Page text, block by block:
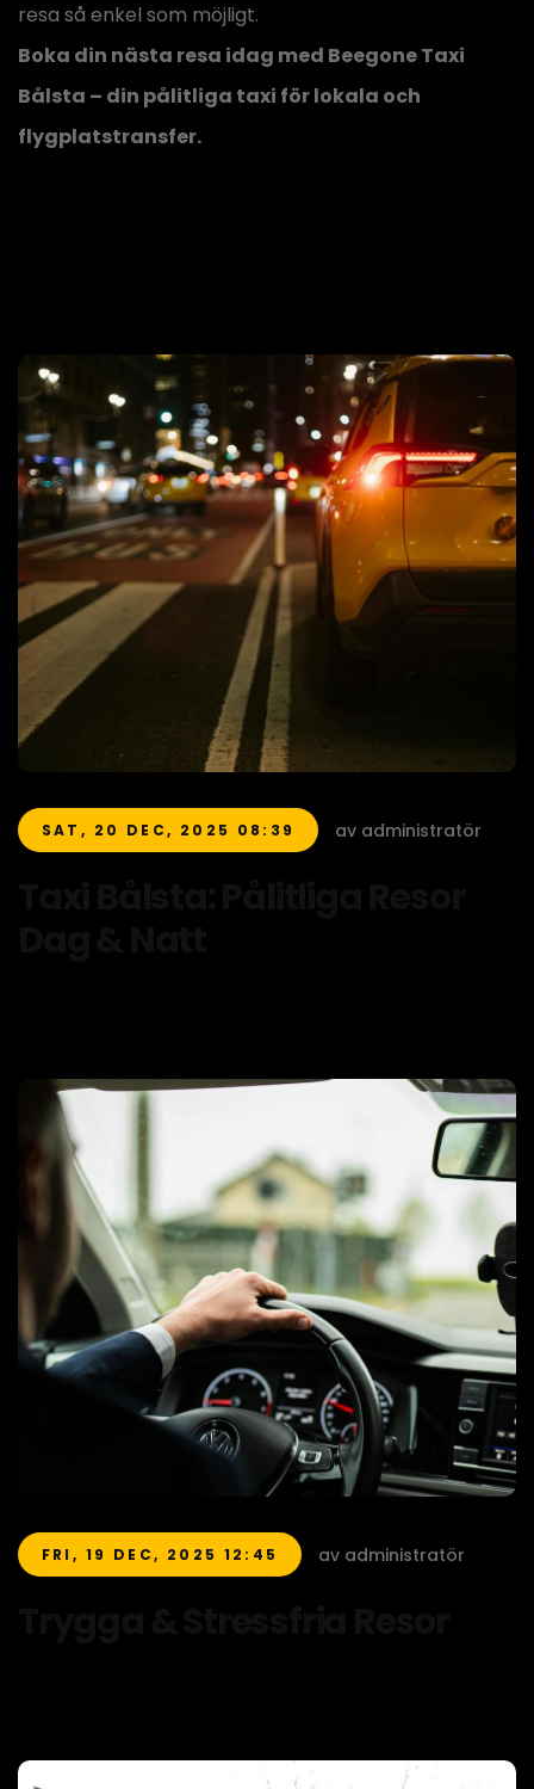
resa så enkel som möjligt.
Boka din nästa resa idag med Beegone Taxi
Bålsta – din pålitliga taxi för lokala och
flygplatstransfer.
SAT, 20 DEC, 2025 08:39 av administratör
FRI, 19 DEC, 2025 12:45 av administratör